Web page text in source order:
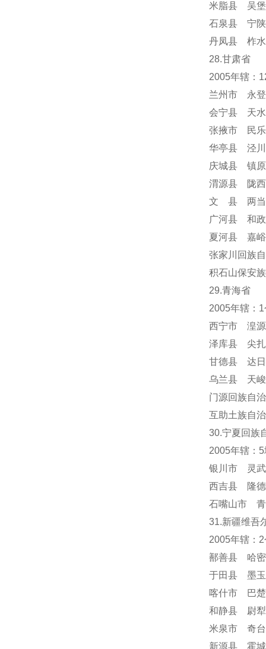
米脂县 吴
石泉县 宁
丹凤县 柞
28.甘肃省
2005年辖：
兰州市 永
会宁县 天
张掖市 民
华亭县 泾
庆城县 镇
渭源县 陇
文 县 两
广河县 和
夏河县 嘉
张家川回族
积石山保安
29.青海省
2005年辖：
西宁市 湟
泽库县 尖
甘德县 达
乌兰县 天
门源回族自
互助土族自
30.宁夏回族
2005年辖：
银川市 灵
西吉县 隆
石嘴山市 青
31.新疆维吾
2005年辖：
鄯善县 哈
于田县 墨
喀什市 巴
和静县 尉
米泉市 奇
新源县 霍